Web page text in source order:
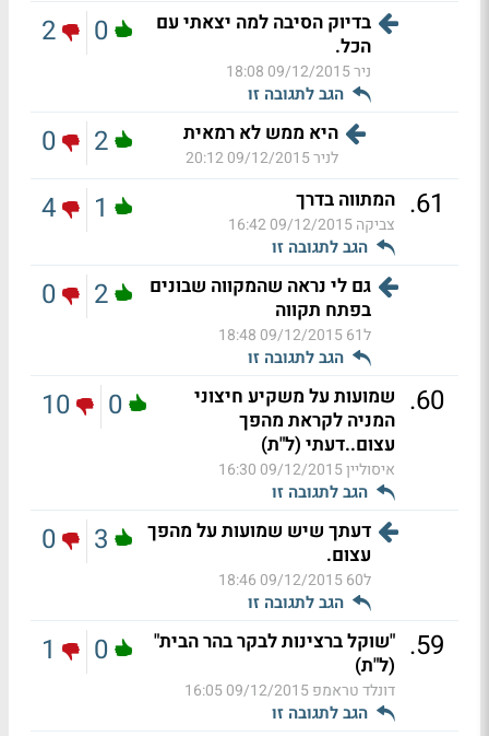
בדיוק הסיבה למה יצאתי עם
הכל.
ניר09/12/2015 18:08
הגב לתגובה זו
0
2
היא ממש לא רמאית
לניר09/12/2015 20:12
2
0
61
. המתווה בדרך
צביקה09/12/2015 16:42
הגב לתגובה זו
1
4
גם לי נראה שהמקווה שבונים
בפתח תקווה
ל61 09/12/2015 18:48
הגב לתגובה זו
2
0
60
. שמועות על משקיע חיצוני
המניה לקראת מהפך
עצום..דעתי (ל"ת)
איסוליין09/12/2015 16:30
הגב לתגובה זו
0
10
דעתך שיש שמועות על מהפך
עצום.
ל60 09/12/2015 18:46
הגב לתגובה זו
3
0
59
. "שוקל ברצינות לבקר בהר הבית"
(ל"ת)
דונלד טראמפ09/12/2015 16:05
הגב לתגובה זו
0
1